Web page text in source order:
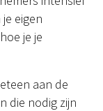
eigen
je je
aan de
die nodig zijn